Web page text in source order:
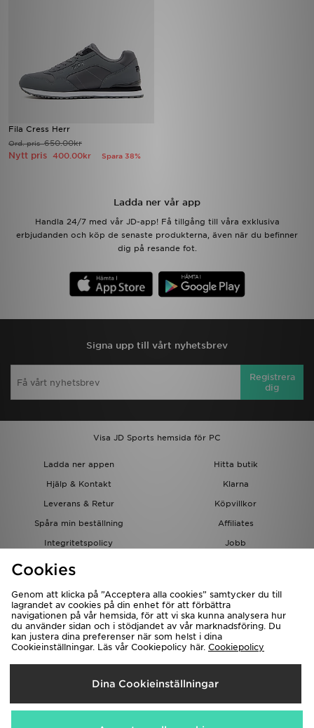
Fila Cress Herr
Ord. pris650.00kr
Nytt pris 400.00kr Spara 38%
Ladda ner vår app
Handla 24/7 med vår JD-app! Få tillgång till våra exklusiva
erbjudanden och köp de senaste produkterna, även när du befinner
dig på resande fot.
Signa upp till vårt nyhetsbrev
Registrera
dig
Visa JD Sports hemsida för PC
Ladda ner appen
Hitta butik
Hjälp & Kontakt
Klarna
Leverans & Retur
Köpvillkor
Spåra min beställning
Affiliates
Integritetspolicy
Jobb
JD-bloggen
Levererar Till
Sverige
Vi accepterar följande betalningssätt
Cookies
Genom att klicka på ”Acceptera alla cookies” samtycker du till
lagrandet av cookies på din enhet för att förbättra
navigationen på vår hemsida, för att vi ska kunna analysera hur
du använder sidan och i stödjandet av vår marknadsföring. Du
kan justera dina preferenser när som helst i dina
Cookieinställningar. Läs vår Cookiepolicy här. Cookiepolicy
Dina Cookieinställningar